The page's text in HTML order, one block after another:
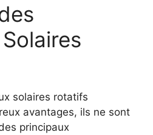
solaires rotatifs
avantages, ils ne sont
principaux